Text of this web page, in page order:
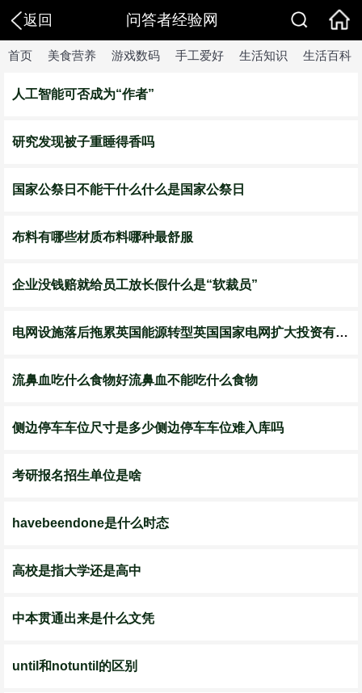
返回 问答者经验网
首页 美食营养 游戏数码 手工爱好 生活知识 生活百科
​人工智能可否成为“作者”
​研究发现被子重睡得香吗
​国家公祭日不能干什么什么是国家公祭日
​布料有哪些材质布料哪种最舒服
企业没钱赔就给员工放长假什么是“软裁员”
电网设施落后拖累英国能源转型英国国家电网扩大投资有用吗
​流鼻血吃什么食物好流鼻血不能吃什么食物
侧边停车车位尺寸是多少侧边停车车位难入库吗
考研报名招生单位是啥
havebeendone是什么时态
高校是指大学还是高中
中本贯通出来是什么文凭
until和notuntil的区别